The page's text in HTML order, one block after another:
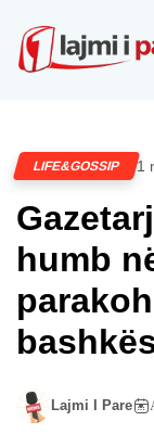
LIFE&GOSSIP 1
humb
Lajmi I Pare